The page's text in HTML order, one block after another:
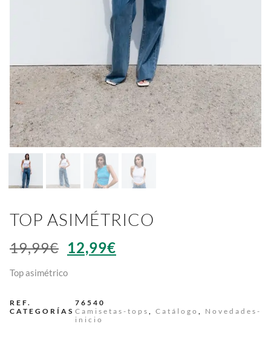
TOP ASIMÉTRICO
19,99€ 12,99€
Top asimétrico
REF.
76540
CATEGORÍAS Camisetas-tops Catálogo
Novedades-
inicio